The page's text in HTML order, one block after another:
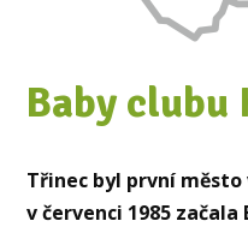
Baby clubu
Třinec byl první město
v červenci 1985 začala